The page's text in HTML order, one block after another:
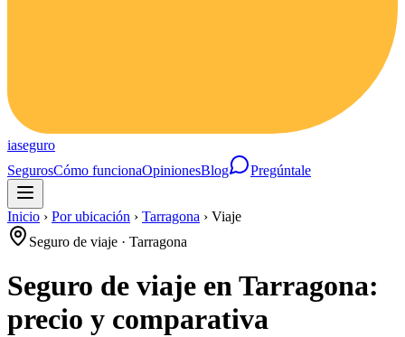
iaseguro
SegurosCómo funcionaOpinionesBlog Pregúntale
Inicio › Por ubicación › Tarragona › Viaje
Seguro de viaje · Tarragona
Seguro de viaje en Tarragona:
precio y comparativa